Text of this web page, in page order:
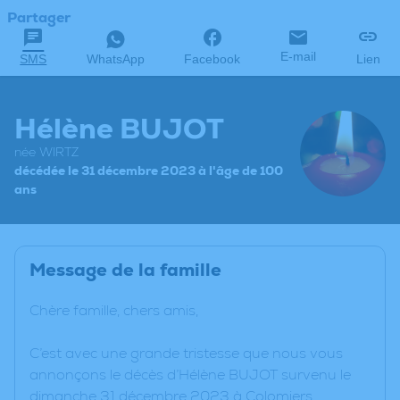
Partager
SMS WhatsApp Facebook E-mail Lien
Hélène BUJOT
née WIRTZ
décédée le 31 décembre 2023 à l'âge de 100
ans
Message de la famille
Chère famille, chers amis,
C’est avec une grande tristesse que nous vous
annonçons le décès d’Hélène BUJOT survenu le
dimanche 31 décembre 2023 à Colomiers.